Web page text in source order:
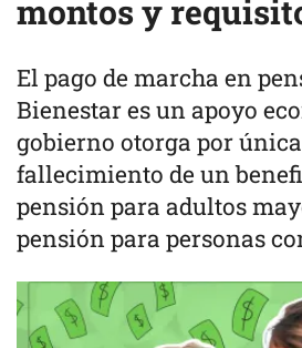
montos y
El pago de marcha en
Bienestar es un apoyo
gobierno otorga por
fallecimiento de un
pensión para adultos
pensión para personas